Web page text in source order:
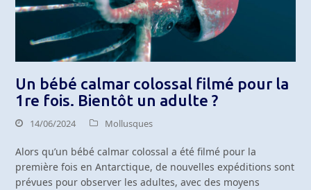
Un bébé calmar colossal filmé pour la
1re fois. Bientôt un adulte ?
14/06/2024 Mollusques
Alors qu’un bébé calmar colossal a été filmé pour la
première fois en Antarctique, de nouvelles expéditions sont
prévues pour observer les adultes, avec des moyens